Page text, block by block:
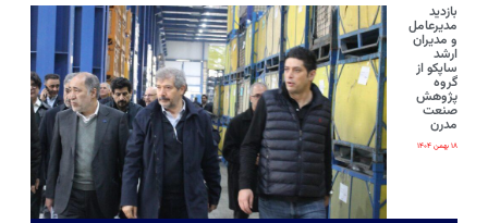
بازدید
مدیرعامل
و مدیران
ارشد
ساپکو از
گروه
پژوهش
صنعت
مدرن
۱۸ بهمن ۱۴۰۴